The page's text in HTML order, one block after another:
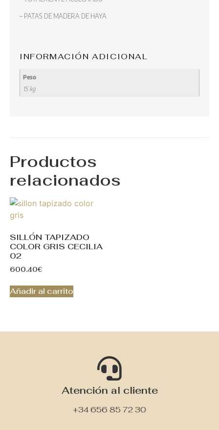
– PATAS DE MADERA DE HAYA
INFORMACIÓN ADICIONAL
Peso
15 kg
Productos
relacionados
SILLÓN TAPIZADO
COLOR GRIS CECILIA
02
600.40€
Añadir al carrito
Atención al cliente
+34 656 85 72 30